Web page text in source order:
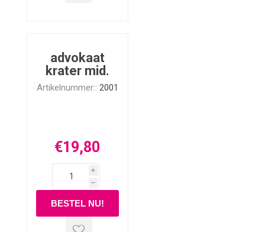
advokaat
krater mid.
Artikelnummer:: 2001
€19,80
i
h